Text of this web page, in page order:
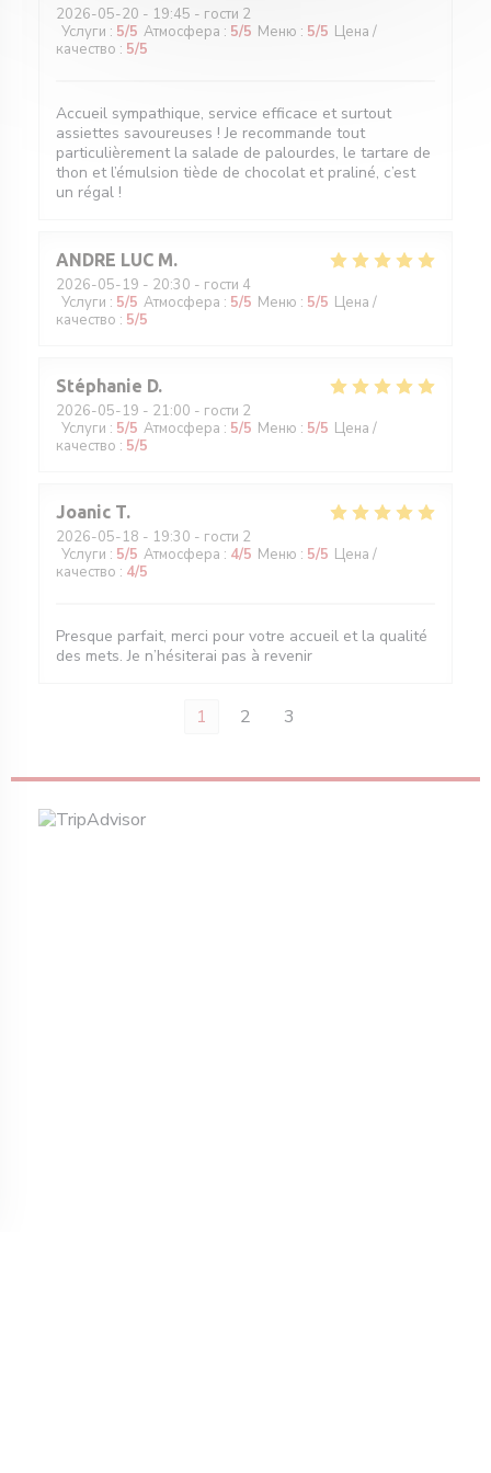
2026-05-20 - 19:45 - гости 2
Услуги : 5/5 Атмосфера : 5/5 Меню : 5/5 Цена /
качество : 5/5
Accueil sympathique, service efficace et surtout
assiettes savoureuses ! Je recommande tout
particulièrement la salade de palourdes, le tartare de
thon et l’émulsion tiède de chocolat et praliné, c’est
un régal !
ANDRE LUC M
2026-05-19 - 20:30 - гости 4
Услуги : 5/5 Атмосфера : 5/5 Меню : 5/5 Цена /
качество : 5/5
Stéphanie D
2026-05-19 - 21:00 - гости 2
Услуги : 5/5 Атмосфера : 5/5 Меню : 5/5 Цена /
качество : 5/5
Joanic T
2026-05-18 - 19:30 - гости 2
Услуги : 5/5 Атмосфера : 4/5 Меню : 5/5 Цена /
качество : 4/5
Presque parfait, merci pour votre accueil et la qualité
des mets. Je n’hésiterai pas à revenir
1 2 3